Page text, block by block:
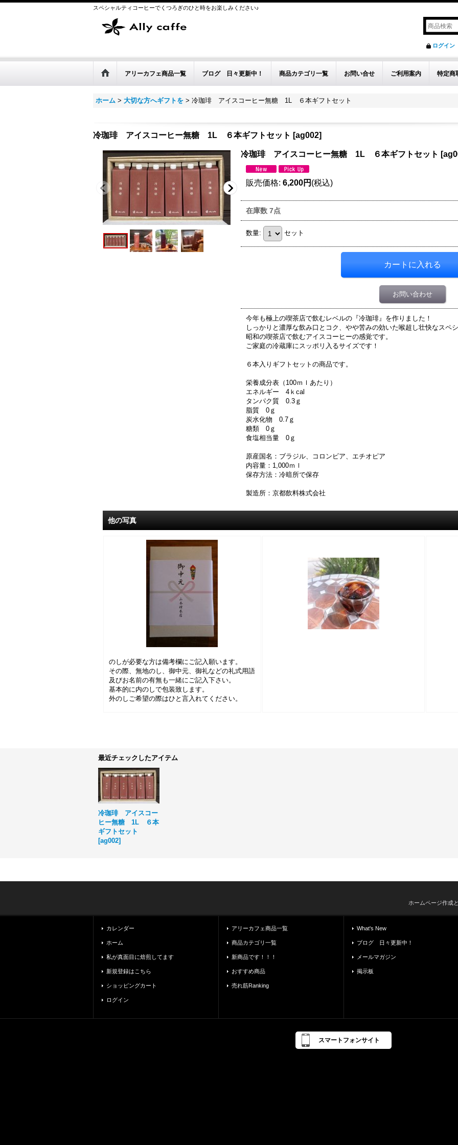
スペシャルティコーヒーでくつろぎのひと時をお楽しみください♪
ログイン
アリーカフェ商品一覧 ブログ 日々更新中！ 商品カテゴリ一覧 お問い合せ ご利用案内 特定商
ホーム > 大切な方へギフトを > 冷珈琲 アイスコーヒー無糖 1L ６本ギフトセット
冷珈琲 アイスコーヒー無糖 1L ６本ギフトセット [ag002]
冷珈琲 アイスコーヒー無糖 1L ６本ギフトセット [
販売価格: 6,200円 (税込)
在庫数 7点
数量: セット
お問い合わせ
今年も極上の喫茶店で飲むレベルの『冷珈琲』を作りました！
しっかりと濃厚な飲み口とコク、やや苦みの効いた喉超し壮快なスペ
昭和の喫茶店で飲むアイスコーヒーの感覚です。
ご家庭の冷蔵庫にスッポリ入るサイズです！
６本入りギフトセットの商品です。
栄養成分表（100ｍｌあたり）
エネルギー 4ｋcal
タンパク質 0.3ｇ
脂質 0ｇ
炭水化物 0.7ｇ
糖類 0ｇ
食塩相当量 0ｇ
原産国名：ブラジル、コロンビア、エチオピア
内容量：1,000ｍｌ
保存方法：冷暗所で保存
製造所：京都飲料株式会社
他の写真
のしが必要な方は備考欄にご記入願います。
その際、無地のし、御中元、御礼などの礼式用語
及びお名前の有無も一緒にご記入下さい。
基本的に内のしで包装致します。
外のしご希望の際はひと言入れてください。
最近チェックしたアイテム
冷珈琲 アイスコー
ヒー無糖 1L ６本
ギフトセット
[ag002]
ホームページ作成
カレンダー
ホーム
私が真面目に焙煎してます
新規登録はこちら
ショッピングカート
ログイン
アリーカフェ商品一覧
商品カテゴリ一覧
新商品です！！！
おすすめ商品
売れ筋Ranking
What's New
ブログ 日々更新中！
メールマガジン
掲示板
スマートフォンサイト